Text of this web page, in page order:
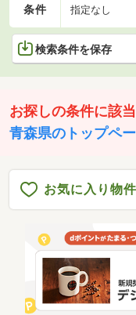
条件 指定なし
検索条件を保存
お探しの条件に該
青森県のトップペ
お気に入り物